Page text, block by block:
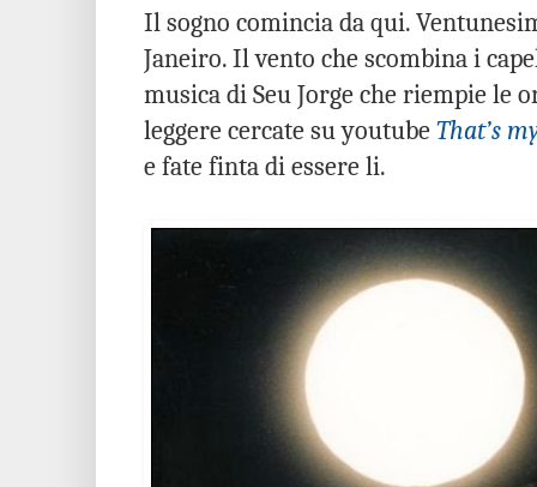
Il sogno comincia da qui.
Janeiro. Il vento che scombina i
musica di Seu Jorge che riempie le
leggere cercate su youtube That’s
e fate finta di essere li.